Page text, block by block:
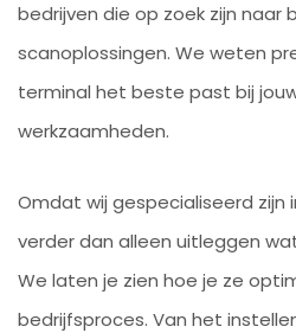
bedrijven die op zoek zijn naar
scanoplossingen. We weten
terminal het beste past bij
werkzaamheden.
Omdat wij gespecialiseerd zijn
verder dan alleen uitleggen
We laten je zien hoe je ze
bedrijfsproces. Van het